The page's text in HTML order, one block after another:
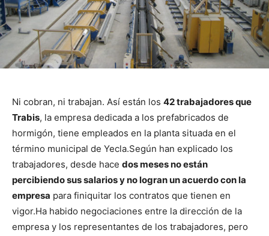
Ni cobran, ni trabajan. Así están los 42 trabajadores que
Trabis, la empresa dedicada a los prefabricados de
hormigón, tiene empleados en la planta situada en el
término municipal de Yecla.Según han explicado los
trabajadores, desde hace dos meses no están
percibiendo sus salarios y no logran un acuerdo con la
empresa para finiquitar los contratos que tienen en
vigor.Ha habido negociaciones entre la dirección de la
empresa y los representantes de los trabajadores, pero